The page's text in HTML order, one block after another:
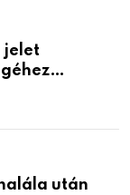
jelet
után